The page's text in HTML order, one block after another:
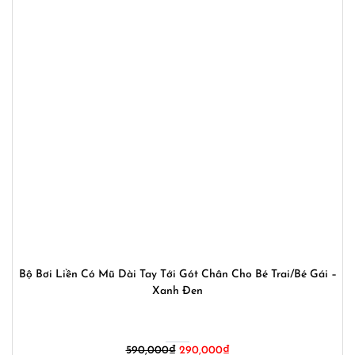
Bộ Bơi Liền Có Mũ Dài Tay Tới Gót Chân Cho Bé Trai/Bé Gái –
Xanh Đen
590,000₫ Giá
290,000₫Giá